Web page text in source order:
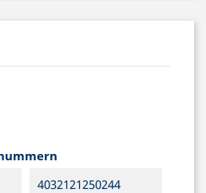
4032121250244